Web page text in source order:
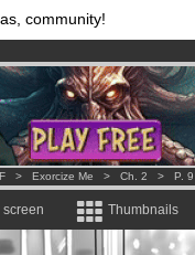
community!
comics & mangas!.
per month !Get membership
> Exorcize Me > Ch. 2 > P. 9
screen Thumbnails